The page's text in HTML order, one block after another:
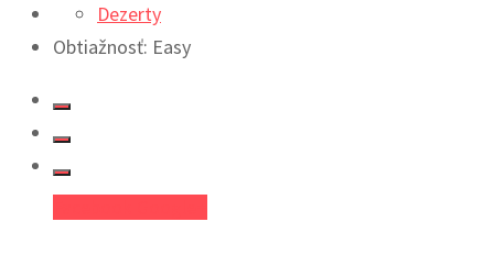
Dezerty
Obtiažnosť: Easy